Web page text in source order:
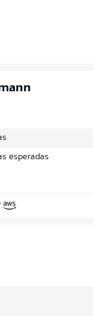
esperadas